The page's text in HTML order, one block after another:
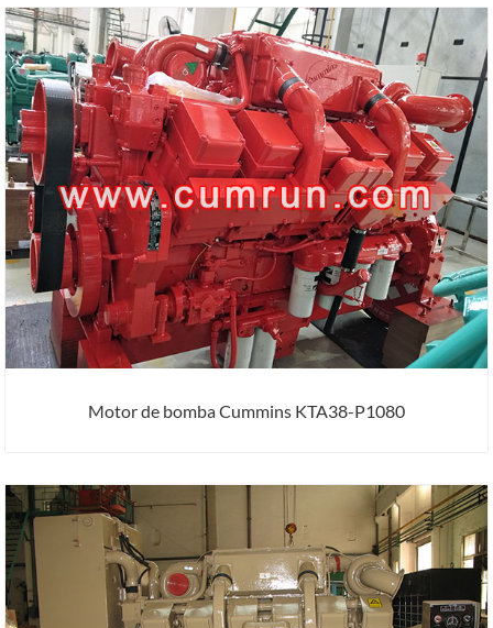
Motor de bomba Cummins KTA38-P1080